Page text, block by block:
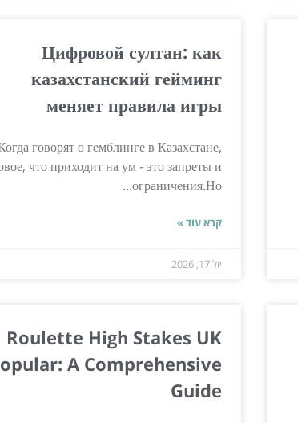
Цифровой султан: как
казахстанский гейминг
меняет правила игры
говорят о гемблинге в Казахстане,
что приходит на ум - это запреты и
ограничения.Но...
קרא עוד »
יול 17, 2026
Roulette High Stakes UK
A Comprehensive
Guide